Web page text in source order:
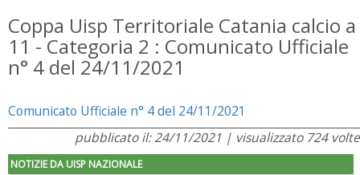
Coppa Uisp Territoriale Catania calcio a
11 - Categoria 2 : Comunicato Ufficiale
n° 4 del 24/11/2021
Comunicato Ufficiale n° 4 del 24/11/2021
pubblicato il: 24/11/2021 | visualizzato 724 volte
NOTIZIE DA UISP NAZIONALE